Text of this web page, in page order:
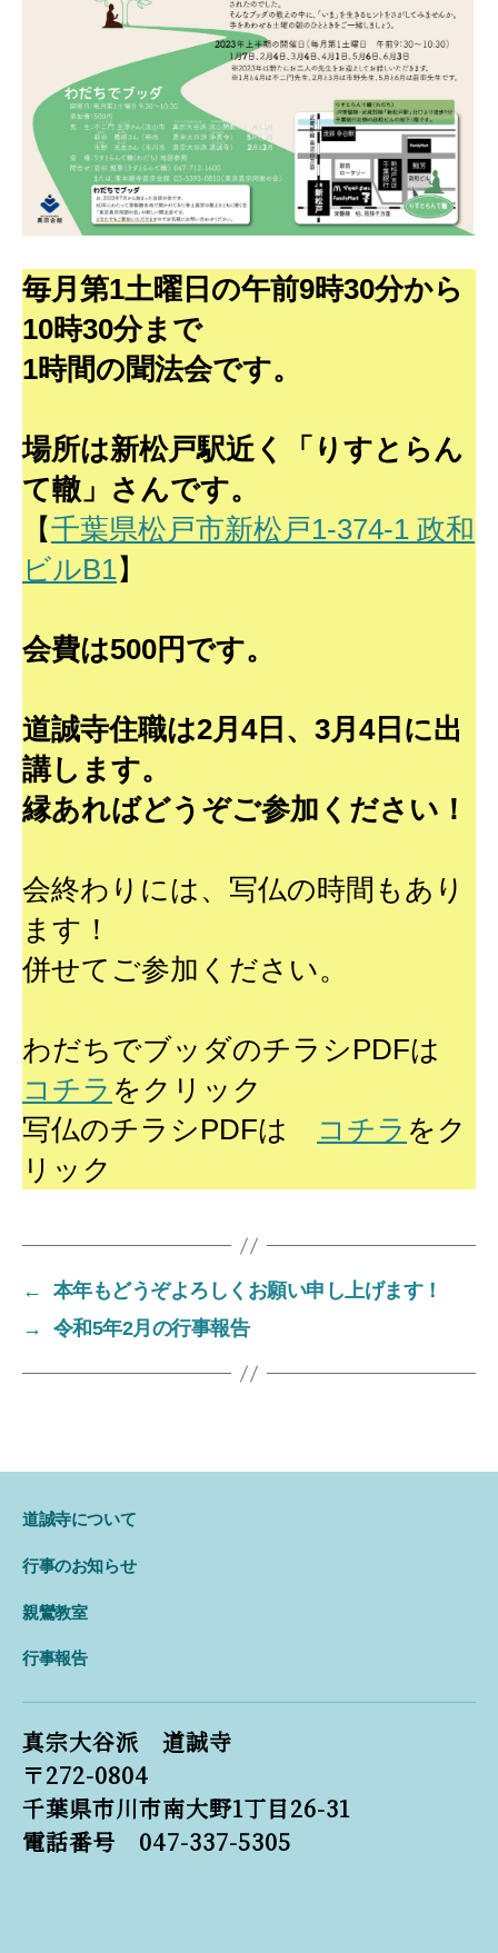
毎月第1土曜日の午前9時30分から
10時30分まで
1時間の聞法会です。
場所は新松戸駅近く「りすとらん
て轍」さんです。
【千葉県松戸市新松戸1-374-1 政和
ビルB1】
会費は500円です。
道誠寺住職は2月4日、3月4日に出
講します。
縁あればどうぞご参加ください！
会終わりには、写仏の時間もあり
ます！
併せてご参加ください。
わだちでブッダのチラシPDFは
コチラ をクリック
写仏のチラシPDFは
コチラ をク
リック
←
本年もどうぞよろしくお願い申し上げます！
→
令和5年2月の行事報告
道誠寺について
行事のお知らせ
親鸞教室
行事報告
真宗大谷派 道誠寺
〒272-0804
千葉県市川市南大野1丁目26-31
電話番号 047-337-5305